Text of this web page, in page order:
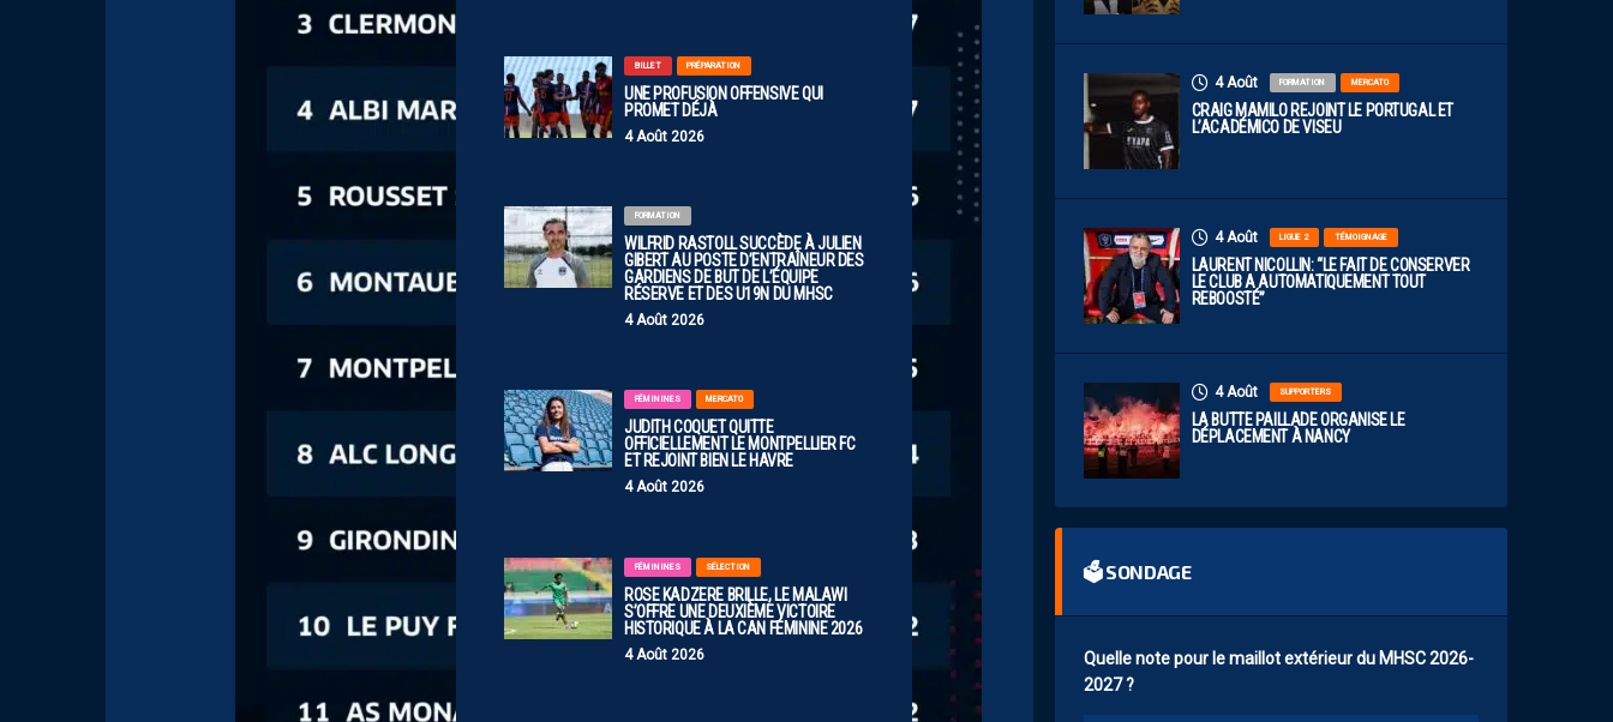
BILLET PRÉPARATION
UNE PROFUSION OFFENSIVE QUI
PROMET DÉJÀ
4 Août 2026
FORMATION
WILFRID RASTOLL SUCCÈDE À JULIEN
GIBERT AU POSTE D’ENTRAÎNEUR DES
GARDIENS DE BUT DE L’ÉQUIPE
RÉSERVE ET DES U19N DU MHSC
4 Août 2026
FÉMININES MERCATO
JUDITH COQUET QUITTE
OFFICIELLEMENT LE MONTPELLIER FC
ET REJOINT BIEN LE HAVRE
4 Août 2026
FÉMININES SÉLECTION
ROSE KADZERE BRILLE, LE MALAWI
S’OFFRE UNE DEUXIÈME VICTOIRE
HISTORIQUE À LA CAN FÉMININE 2026
4 Août 2026
4 Août FORMATION MERCATO
CRAIG MAMILO REJOINT LE PORTUGAL ET
L’ACADÉMICO DE VISEU
4 Août LIGUE 2 TÉMOIGNAGE
LAURENT NICOLLIN: “LE FAIT DE CONSERVER
LE CLUB A AUTOMATIQUEMENT TOUT
REBOOSTÉ”
4 Août SUPPORTERS
LA BUTTE PAILLADE ORGANISE LE
DÉPLACEMENT À NANCY
🗳 SONDAGE
Quelle note pour le maillot extérieur du MHSC 2026-
2027 ?